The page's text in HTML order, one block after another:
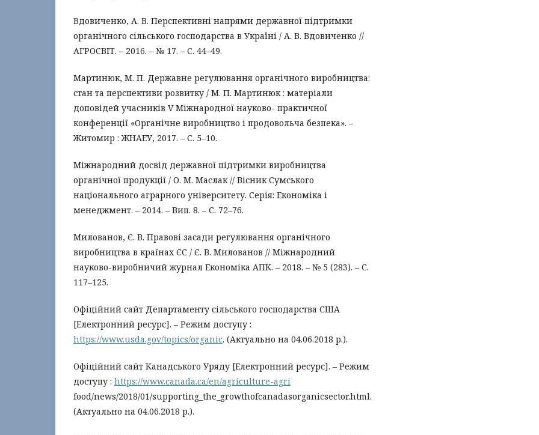
Вдовиченко, А. В. Перспективні напрями державної підтримки
органічного сільського господарства в Україні / А. В. Вдовиченко //
АГРОСВІТ. – 2016. – № 17. – С. 44–49.
Мартинюк, М. П. Державне регулювання органічного виробництва:
стан та перспективи розвитку / М. П. Мартинюк : матеріали
доповідей учасників V Міжнародної науково- практичної
конференції «Органічне виробництво і продовольча безпека». –
Житомир : ЖНАЕУ, 2017. – С. 5–10.
Міжнародний досвід державної підтримки виробництва
органічної продукції / О. М. Маслак // Вісник Сумського
національного аграрного університету. Серія: Економіка і
менеджмент. – 2014. – Вип. 8. – С. 72–76.
Милованов, Є. В. Правові засади регулювання органічного
виробництва в країнах ЄС / Є. В. Милованов // Міжнародний
науково-виробничий журнал Економіка АПК. – 2018. – № 5 (283). – С.
117–125.
Офіційний сайт Департаменту сільського господарства США
[Електронний ресурс]. – Режим доступу :
https://www.usda.gov/topics/organic. (Актуально на 04.06.2018 р.).
Офіційний сайт Канадського Уряду [Електронний ресурс]. – Режим
доступу : https://www.canada.ca/en/agriculture-agri
food/news/2018/01/supporting_the_growthofcanadasorganicsector.html.
(Актуально на 04.06.2018 р.).